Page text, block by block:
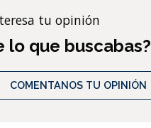
tu opinión
lo que buscabas?
COMENTANOS TU OPINIÓN